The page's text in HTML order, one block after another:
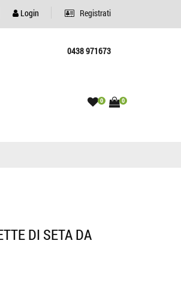
Login Registrati
0438 971673
0 0
DI SETA DA